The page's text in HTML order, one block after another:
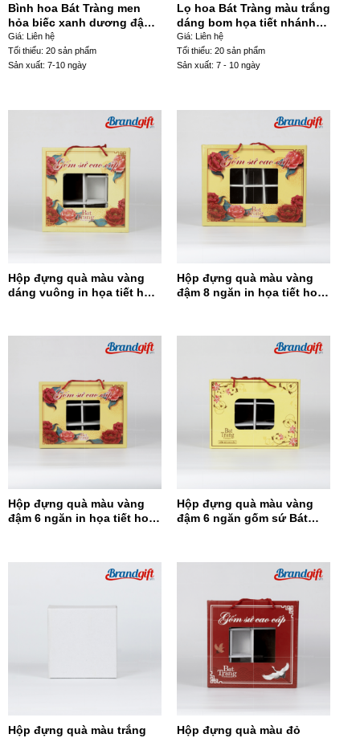
Bình hoa Bát Tràng men
hỏa biếc xanh dương đậm
dáng giỏ cua LHGS-12
Giá: Liên hệ
Tối thiểu: 20 sản phẩm
Sản xuất: 7-10 ngày
Lọ hoa Bát Tràng màu trắng
dáng bom họa tiết nhánh
hoa màu hồng LHGS-102
Giá: Liên hệ
Tối thiểu: 20 sản phẩm
Sản xuất: 7 - 10 ngày
Hộp đựng quà màu vàng
dáng vuông in họa tiết hoa
Hộp đựng quà màu vàng
đậm 8 ngăn in họa tiết hoa
Hộp đựng quà màu vàng
đậm 6 ngăn in họa tiết hoa
Hộp đựng quà màu vàng
đậm 6 ngăn gốm sứ Bát
Hộp đựng quà màu trắng
Hộp đựng quà màu đỏ